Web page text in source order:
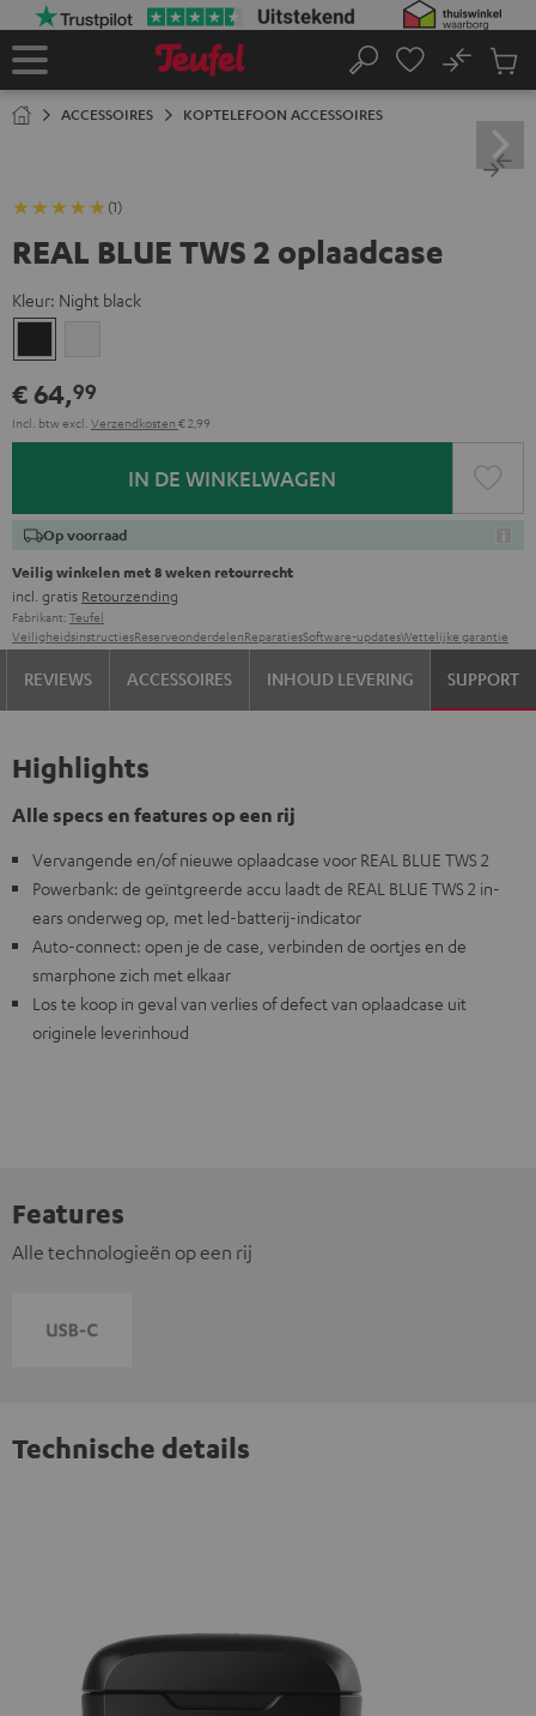
Home
Zoeken
No
ACCESSOIRES KOPTELEFOON ACCESSOIRES
(1)
REAL BLUE TWS 2 oplaadcase
Kleur: Night black
black
€ 64,99
Incl. btwexcl. Verzendkosten € 2,99
IN DE WINKELWAGEN
Op voorraad
Veilig winkelen met 8 weken retourrecht
incl. gratis Retourzending
Fabrikant: Teufel
VeiligheidsinstructiesReserveonderdelenReparatiesSoftware-updatesWettelijke garantie
REVIEWS ACCESSOIRES INHOUD LEVERING SUPPORT
Highlights
Alle specs en features op een rij
Vervangende en/of nieuwe oplaadcase voor REAL BLUE TWS 2
Powerbank: de geïntgreerde accu laadt de REAL BLUE TWS 2 in-
ears onderweg op, met led-batterij-indicator
Auto-connect: open je de case, verbinden de oortjes en de
smarphone zich met elkaar
Los te koop in geval van verlies of defect van oplaadcase uit
originele leverinhoud
Features
Alle technologieën op een rij
Technische details